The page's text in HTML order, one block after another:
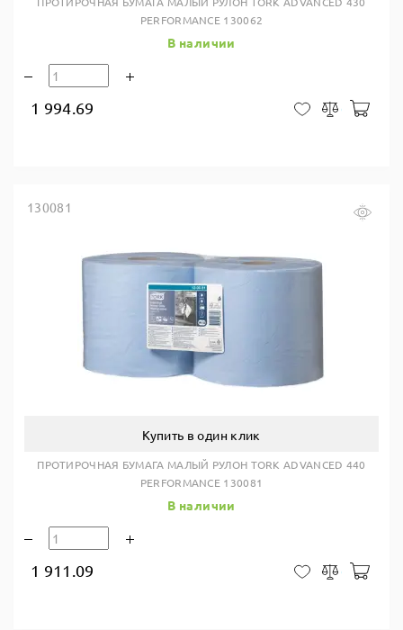
PERFORMANCE 130062
В наличии
1 994.69 В закладки
Сравнить
130081
Купить в один клик
ПРОТИРОЧНАЯ БУМАГА МАЛЫЙ РУЛОН TORK ADVANCED 440
PERFORMANCE 130081
В наличии
1 911.09 В закладки
Сравнить